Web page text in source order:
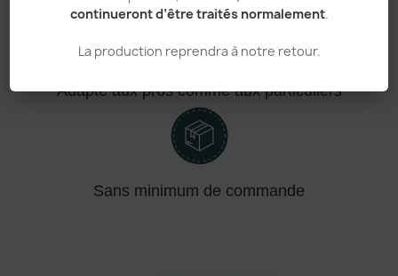
continueront d’être traités normalement.
La production reprendra à notre retour.
Adapté aux pros comme aux particuliers
Sans minimum de commande